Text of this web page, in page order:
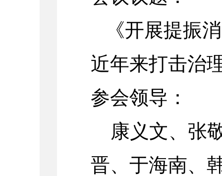
《开展提振
近年来打击治
参会领导：
康义文、 张
晋、于海南、